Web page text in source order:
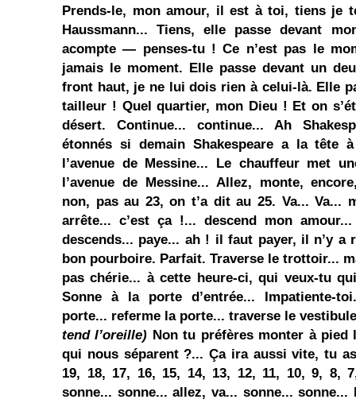
Prends-le, mon amour, il est à toi, tiens je
Haussmann... Tiens, elle passe devant
acompte — penses-tu ! Ce n’est pas le
jamais le moment. Elle passe devant un
front haut, je ne lui dois rien à celui-là. Elle
tailleur ! Quel quartier, mon Dieu ! Et on
désert. Continue... continue... Ah
étonnés si demain Shakespeare a la tête
l’avenue de Messine... Le chauffeur met
l’avenue de Messine... Allez, monte,
non, pas au 23, on t’a dit au 25. Va... Va...
arrête... c’est ça !... descend mon
descends... paye... ah ! il faut payer, il n’y a
bon pourboire. Parfait. Traverse le trottoir...
pas chérie... à cette heure-ci, qui veux-tu
Sonne à la porte d’entrée... Impatiente-
porte... referme la porte... traverse le
tend l’oreille) Non tu préfères monter à pied
qui nous séparent ?... Ça ira aussi vite, tu
19, 18, 17, 16, 15, 14, 13, 12, 11, 10, 9, 8,
sonne... sonne... allez, va... sonne...